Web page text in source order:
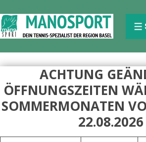
Skip
to
Content
ACHTUNG
ÖFFNUNGSZEITEN
SOMMERMONATEN
22.08.2026